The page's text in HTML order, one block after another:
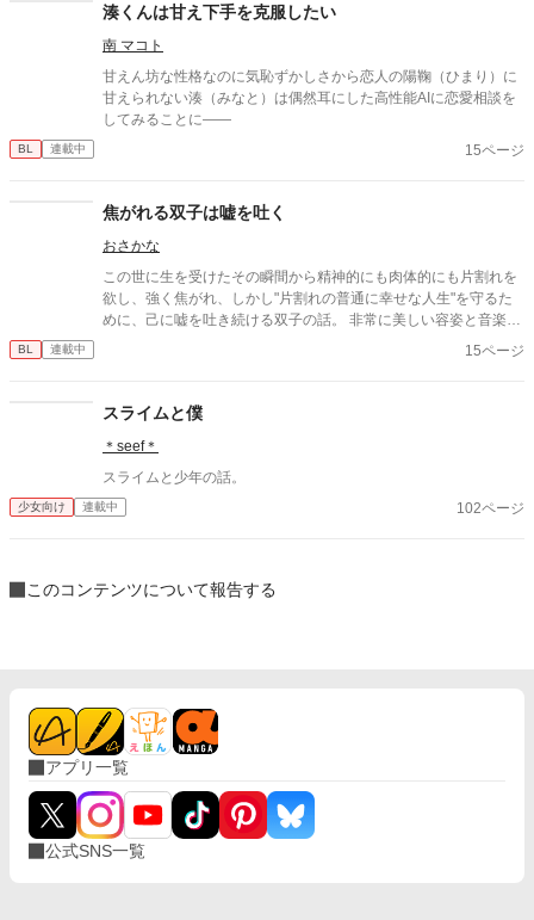
湊くんは甘え下手を克服したい
南 マコト
甘えん坊な性格なのに気恥ずかしさから恋人の陽鞠（ひまり）に
甘えられない湊（みなと）は偶然耳にした高性能AIに恋愛相談を
してみることに——
BL 連載中 15ページ
焦がれる双子は嘘を吐く
おさかな
この世に生を受けたその瞬間から精神的にも肉体的にも片割れを
欲し、強く焦がれ、しかし"片割れの普通に幸せな人生"を守るた
めに、己に嘘を吐き続ける双子の話。 非常に美しい容姿と音楽の
才に恵まれ、良くも悪くも目立つ演奏家の双子が、他者の視線と
BL 連載中 15ページ
スライムと僕
＊seef＊
スライムと少年の話。
少女向け 連載中 102ページ
このコンテンツについて報告する
アプリ一覧
公式SNS一覧